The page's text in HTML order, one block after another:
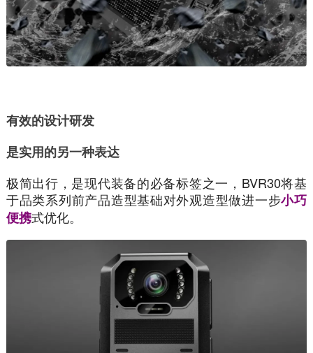
有效的设计研发
是实用的另一种表达
极简出行，是现代装备的必备标签之一，BVR30将基
于品类系列前产品造型基础对外观造型做进一步小巧
便携式优化。